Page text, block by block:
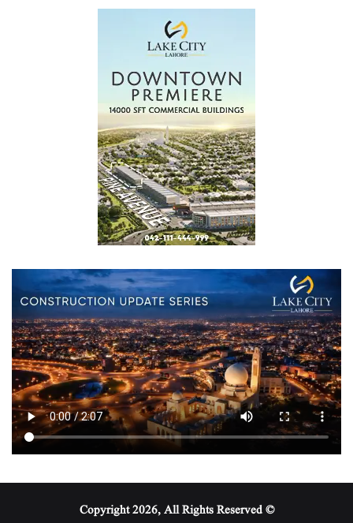
© Copyright 2026, All Rights Reserved